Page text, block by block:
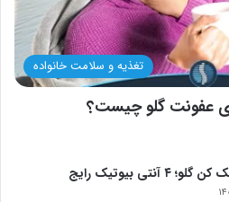
تغذیه و سلامت خانواده
عفونت گلو چیست؟
بیوتیک رایج